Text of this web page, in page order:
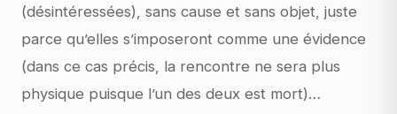
(désintéressées), sans cause et sans objet, juste
parce qu’elles s’imposeront comme une évidence
(dans ce cas précis, la rencontre ne sera plus
physique puisque l’un des deux est mort)…